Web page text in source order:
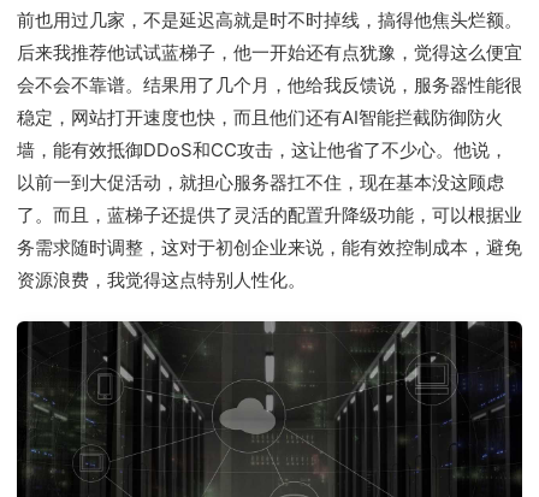
前也用过几家，不是延迟高就是时不时掉线，搞得他焦头烂额。
后来我推荐他试试蓝梯子，他一开始还有点犹豫，觉得这么便宜
会不会不靠谱。结果用了几个月，他给我反馈说，服务器性能很
稳定，网站打开速度也快，而且他们还有AI智能拦截防御防火
墙，能有效抵御DDoS和CC攻击，这让他省了不少心。他说，
以前一到大促活动，就担心服务器扛不住，现在基本没这顾虑
了。而且，蓝梯子还提供了灵活的配置升降级功能，可以根据业
务需求随时调整，这对于初创企业来说，能有效控制成本，避免
资源浪费，我觉得这点特别人性化。